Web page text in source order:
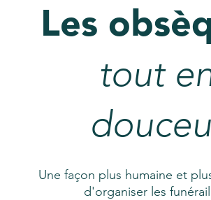
Les
tout
Une façon plus humaine et
d'organiser les